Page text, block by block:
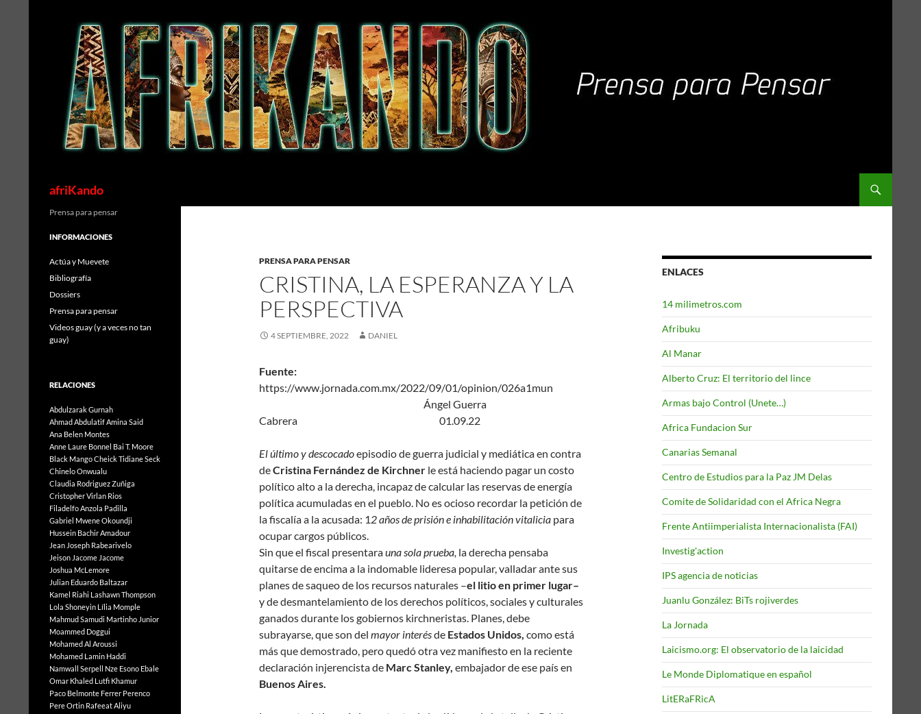
afriKando
PRENSA PARA PENSAR
CRISTINA, LA ESPERANZA Y LA
PERSPECTIVA
4 SEPTIEMBRE, 2022 DANIEL
Fuente:
https://www.jornada.com.mx/2022/09/01/opinion/026a1mun
Ángel Guerra
Cabrera 01.09.22
El último y descocadoepisodio de guerra judicial y mediática en contra
deCristina Fernández de Kirchner le está haciendo pagar un costo
político alto a la derecha, incapaz de calcular las reservas de energía
política acumuladas en el pueblo. No es ocioso recordar la petición de
la fiscalía a la acusada: 12 años de prisión e inhabilitación vitalicia para
ocupar cargos públicos.
Sin que el fiscal presentarauna sola prueba, la derecha pensaba
quitarse de encima a la indomable lideresa popular, valladar ante sus
planes de saqueo de los recursos naturales –el litio en primer lugar–
y de desmantelamiento de los derechos políticos, sociales y culturales
ganados durante los gobiernos kirchneristas. Planes, debe
subrayarse, que son del mayor interésde Estados Unidos, como está
más que demostrado, pero quedó otra vez manifiesto en la reciente
declaración injerencista de Marc Stanley, embajador de ese país en
Buenos Aires.
ENLACES
14 milimetros.com
Afribuku
Al Manar
Alberto Cruz: El territorio del lince
Armas bajo Control (Unete…)
Africa Fundacion Sur
Canarias Semanal
Centro de Estudios para la Paz JM Delas
Comite de Solidaridad con el Africa Negra
Frente Antiimperialista Internacionalista (FAI)
Investig'action
IPS agencia de noticias
Juanlu González: BiTs rojiverdes
La Jornada
Laicismo.org: El observatorio de la laicidad
Le Monde Diplomatique en español
LitERaFRicA
Prensa para pensar
INFORMACIONES
Actúa y Muevete
Bibliografía
Dossiers
Prensa para pensar
Videos guay (y a veces no tan
guay)
RELACIONES
Abdulzarak Gurnah
Ahmad AbdulatifAmina Said
Ana Belen Montes
Anne Laure Bonnel Bai T. Moore
Black MangoCheick Tidiane Seck
Chinelo Onwualu
Claudia Rodriguez Zuñiga
Cristopher Virlan Rios
Filadelfo Anzola Padilla
Gabriel Mwene Okoundji
Hussein Bachir Amadour
Jean Joseph Rabearivelo
Jeison Jacome Jacome
Joshua McLemore
Julian Eduardo Baltazar
Kamel Riahi Lashawn Thompson
Lola Shoneyin Lília Momple
Mahmud Samudi Martinho Junior
Moammed Doggui
Mohamed Al Aroussi
Mohamed Lamin Haddi
Namwall Serpell Nze Esono Ebale
Omar Khaled Lutfi Khamur
Paco Belmonte Ferrer Perenco
Pere Ortin Rafeeat Aliyu